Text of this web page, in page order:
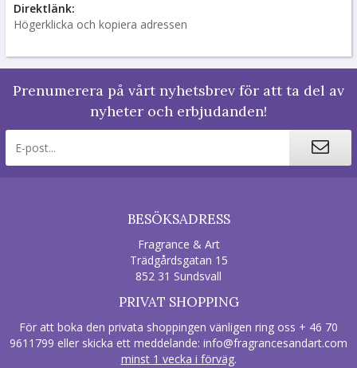
Direktlänk:
Högerklicka och kopiera adressen
Prenumerera på vårt nyhetsbrev för att ta del av
nyheter och erbjudanden!
BESÖKSADRESS
Fragrance & Art
Trädgårdsgatan 15
852 31 Sundsvall
PRIVAT SHOPPING
För att boka den privata shoppingen vänligen ring oss + 46 70
9611799 eller skicka ett meddelande: info@fragrancesandart.com
minst 1 vecka i förväg.